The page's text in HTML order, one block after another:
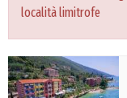
località limitrofe